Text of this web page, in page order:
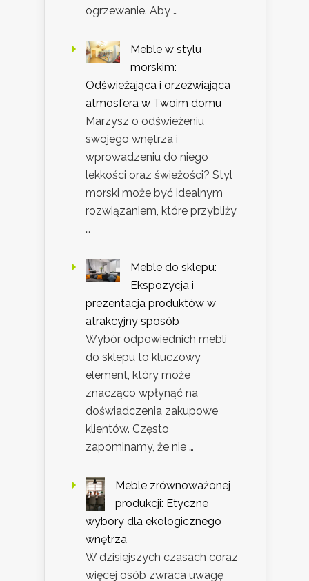
ogrzewanie. Aby …
Meble w stylu
morskim:
Odświeżająca i orzeźwiająca
atmosfera w Twoim domu
Marzysz o odświeżeniu
swojego wnętrza i
wprowadzeniu do niego
lekkości oraz świeżości? Styl
morski może być idealnym
rozwiązaniem, które przybliży
…
Meble do sklepu:
Ekspozycja i
prezentacja produktów w
atrakcyjny sposób
Wybór odpowiednich mebli
do sklepu to kluczowy
element, który może
znacząco wpłynąć na
doświadczenia zakupowe
klientów. Często
zapominamy, że nie …
Meble zrównoważonej
produkcji: Etyczne
wybory dla ekologicznego
wnętrza
W dzisiejszych czasach coraz
więcej osób zwraca uwagę